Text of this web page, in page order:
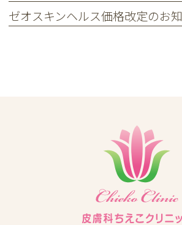
ゼオスキンヘルス価格改定のお